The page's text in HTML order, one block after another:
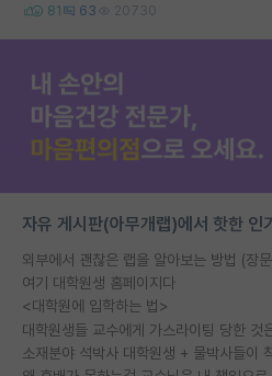
81 63 20730
자유 게시판(아무개랩)에서 핫한 인
외부에서 괜찮은 랩을 알아보는 방법 (장
여기 대학원생 홈페이지다
<대학원에 입학하는 법>
소재분야 석박사 대학원생 + 물박사들이